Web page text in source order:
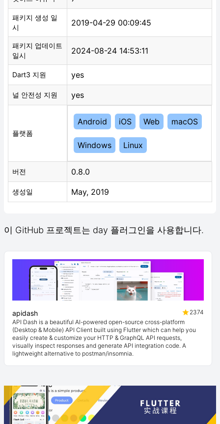
패키지 생성 일
시
2019-04-29 00:09:45
패키지 업데이트
일시
2024-08-24 14:53:11
Dart3 지원 yes
널 안전성 지원 yes
플랫폼
Android iOS Web macOS
Windows Linux
버전 0.8.0
생성일 May, 2019
이 GitHub 프로젝트는 day 플러그인을 사용합니다.
apidash
2374
API Dash is a beautiful AI-powered open-source cross-platform
(Desktop & Mobile) API Client built using Flutter which can help you
easily create & customize your HTTP & GraphQL API requests,
visually inspect responses and generate API integration code. A
lightweight alternative to postman/insomnia.